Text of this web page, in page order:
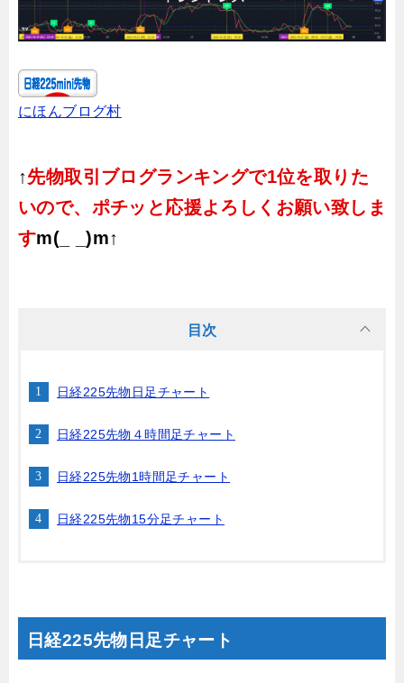
にほんブログ村
↑先物取引ブログランキングで1位を取りた
いので、ポチッと応援よろしくお願い致しま
すm(_ _)m↑
目次
日経225先物日足チャート
日経225先物４時間足チャート
日経225先物1時間足チャート
日経225先物15分足チャート
日経225先物日足チャート